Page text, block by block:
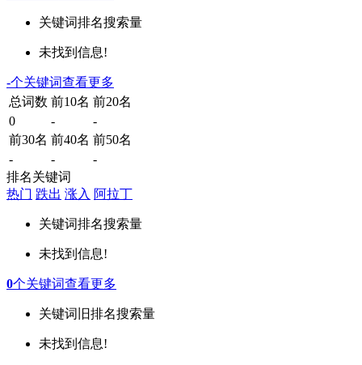
关键词排名搜索量
未找到信息!
-个关键词查看更多
总词数 前10名 前20名
0
-
-
前30名 前40名 前50名
-
-
-
排名关键词
热门 跌出 涨入 阿拉丁
关键词排名搜索量
未找到信息!
0个关键词查看更多
关键词 旧排名搜索量
未找到信息!